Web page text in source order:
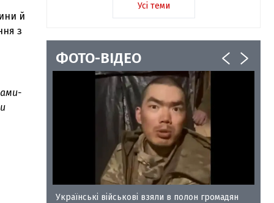
й
з
Усі теми
ФОТО-ВІДЕО
35
Українські військові взяли в полон громадян